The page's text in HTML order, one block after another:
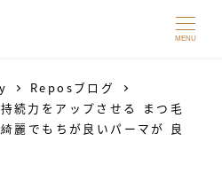
MENU
Reposブログ
続力をアップさせる まつ毛
麗でもちが良いパーマが 良